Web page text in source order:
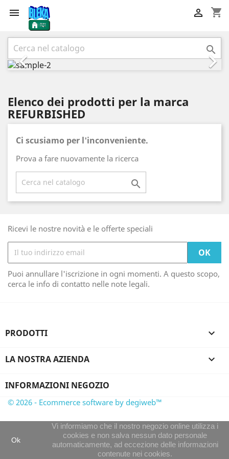
 shopping_cart



Precedente

Elenco dei prodotti per la marca
REFURBISHED
Ci scusiamo per l'inconveniente.
Prova a fare nuovamente la ricerca

Ricevi le nostre novità e le offerte speciali
Puoi annullare l'iscrizione in ogni momenti. A questo scopo,
cerca le info di contatto nelle note legali.
PRODOTTI 
LA NOSTRA AZIENDA 
INFORMAZIONI NEGOZIO
Ok
Vi informiamo che il nostro negozio online utilizza i
cookies e non salva nessun dato personale
automaticamente, ad eccezione delle informazioni
contenute nei cookies.
© 2026 - Ecommerce software by degiweb™